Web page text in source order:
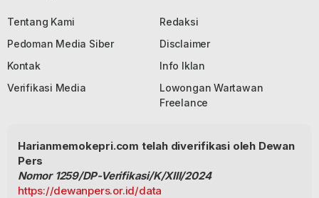
Tentang Kami
Redaksi
Pedoman Media Siber
Disclaimer
Kontak
Info Iklan
Verifikasi Media
Lowongan Wartawan
Freelance
Harianmemokepri.com telah diverifikasi oleh Dewan
Pers
Nomor 1259/DP-Verifikasi/K/XIII/2024
https://dewanpers.or.id/data